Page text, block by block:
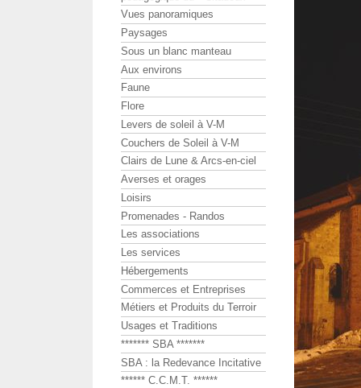
Vues panoramiques
Paysages
Sous un blanc manteau
Aux environs
Faune
Flore
Levers de soleil à V-M
Couchers de Soleil à V-M
Clairs de Lune & Arcs-en-ciel
Averses et orages
Loisirs
Promenades - Randos
Les associations
Les services
Hébergements
Commerces et Entreprises
Métiers et Produits du Terroir
Usages et Traditions
******* SBA *******
SBA : la Redevance Incitative
****** C.C.M.T. ******